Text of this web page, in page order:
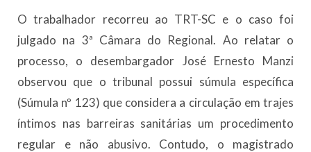
O trabalhador recorreu ao TRT-SC e o caso foi
julgado na 3ª Câmara do Regional. Ao relatar o
processo, o desembargador José Ernesto Manzi
observou que o tribunal possui súmula específica
(Súmula nº 123) que considera a circulação em trajes
íntimos nas barreiras sanitárias um procedimento
regular e não abusivo. Contudo, o magistrado